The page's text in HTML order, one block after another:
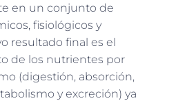
en un conjunto de
fisiológicos y
resultado final es el
de los nutrientes por
(digestión, absorción,
y excreción) ya